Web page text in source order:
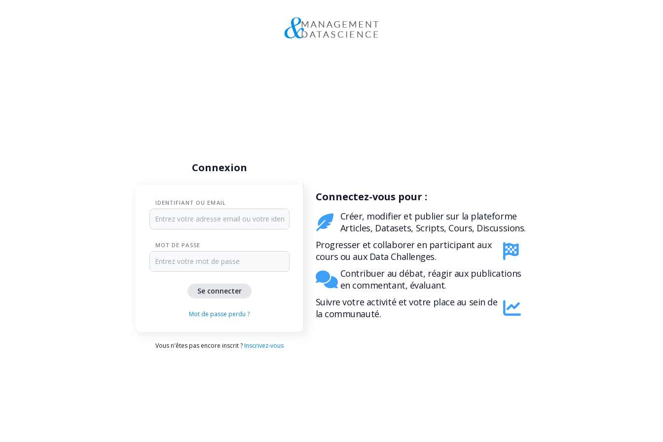
Connexion
IDENTIFIANT OU EMAIL
MOT DE PASSE
Mot de passe perdu ?
Vous n'êtes pas encore inscrit ? Inscrivez-vous
Connectez-vous pour :
Créer, modifier et publier sur la plateforme
Articles, Datasets, Scripts, Cours, Discussions.
Progresser et collaborer en participant aux
cours ou aux Data Challenges.
Contribuer au débat, réagir aux publications
en commentant, évaluant.
Suivre votre activité et votre place au sein de
la communauté.